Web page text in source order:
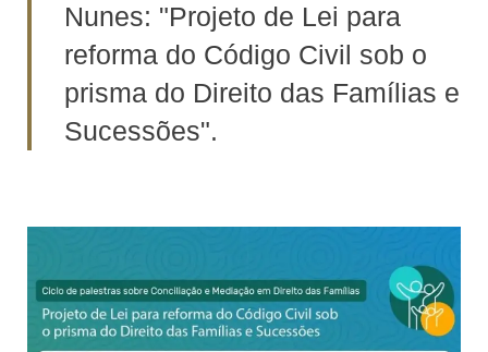
Nunes: "Projeto de Lei para
reforma do Código Civil sob o
prisma do Direito das Famílias e
Sucessões".